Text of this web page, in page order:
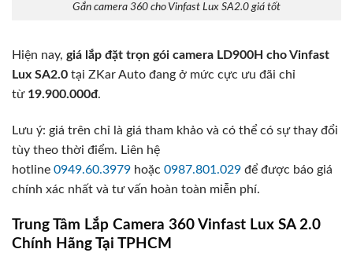
Gắn camera 360 cho Vinfast Lux SA2.0 giá tốt
Hiện nay, giá lắp đặt trọn gói camera LD900H cho Vinfast
Lux SA2.0 tại ZKar Auto đang ở mức cực ưu đãi chỉ
từ 19.900.000đ.
Lưu ý: giá trên chỉ là giá tham khảo và có thể có sự thay đổi
tùy theo thời điểm. Liên hệ
hotline 0949.60.3979 hoặc 0987.801.029 để được báo giá
chính xác nhất và tư vấn hoàn toàn miễn phí.
Trung Tâm Lắp Camera 360 Vinfast Lux SA 2.0
Chính Hãng Tại TPHCM